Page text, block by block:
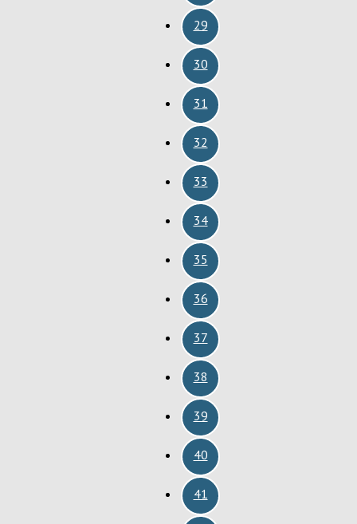
29
30
31
32
33
34
35
36
37
38
39
40
41